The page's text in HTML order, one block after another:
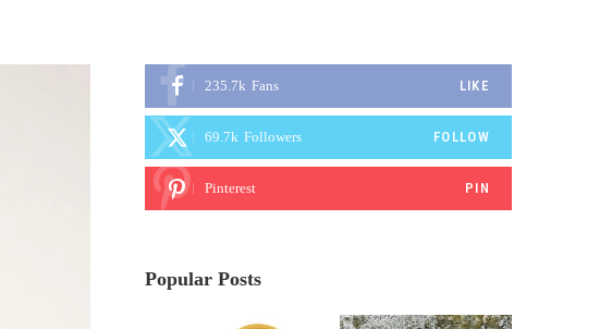
235.7k Fans LIKE
69.7k Followers FOLLOW
Pinterest PIN
Popular Posts